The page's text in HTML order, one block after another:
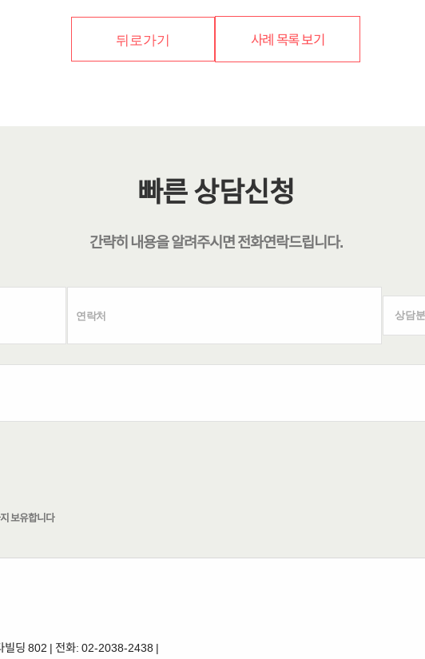
뒤로가기 사례 목록 보기
빠른 상담신청
간략히 내용을 알려주시면전화연락드립니다.
보유합니다
빌딩 802 | 전화: 02-2038-2438 |